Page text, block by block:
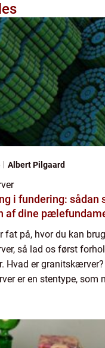
Albert Pilgaard
i fundering: sådan
af dine
fat på, hvor du kan
så lad os først
Hvad er granitskærver?
er en stentype, som